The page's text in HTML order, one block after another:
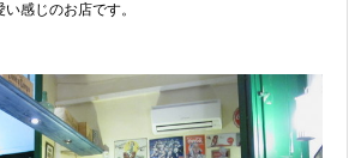
感じのお店です。